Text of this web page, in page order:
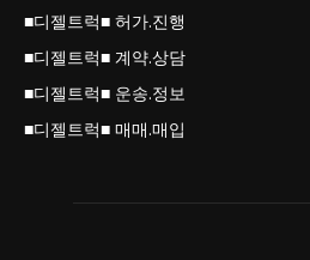
■디젤트럭■ 허가.진행
■디젤트럭■ 계약.상담
■디젤트럭■ 운송.정보
■디젤트럭■ 매매.매입